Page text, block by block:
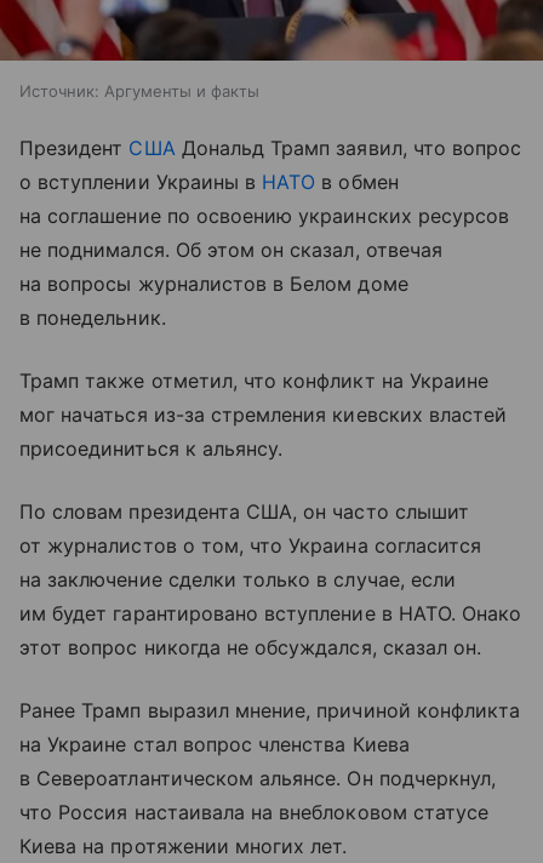
Источник: Аргументы и факты
Президент США Дональд Трамп заявил, что вопрос
о вступлении Украины в НАТО в обмен
на соглашение по освоению украинских ресурсов
не поднимался. Об этом он сказал, отвечая
на вопросы журналистов в Белом доме
в понедельник.
Трамп также отметил, что конфликт на Украине
мог начаться из-за стремления киевских властей
присоединиться к альянсу.
По словам президента США, он часто слышит
от журналистов о том, что Украина согласится
на заключение сделки только в случае, если
им будет гарантировано вступление в НАТО. Онако
этот вопрос никогда не обсуждался, сказал он.
Ранее Трамп выразил мнение, причиной конфликта
на Украине стал вопрос членства Киева
в Североатлантическом альянсе. Он подчеркнул,
что Россия настаивала на внеблоковом статусе
Киева на протяжении многих лет.